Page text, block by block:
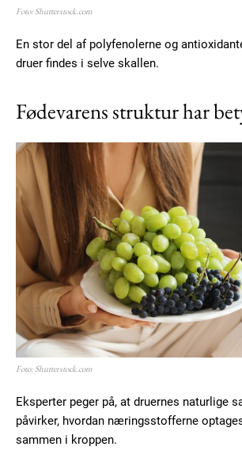
Subscription
Free limited access
Gratis
Etiam est nibh, lobortis sit
Praesent euismod ac
Foto: Shutterstock.com
En stor del af polyfenolerne og
druer findes i selve skallen.
Fødevarens struktur har
Foto: Shutterstock.com
Eksperter peger på, at druernes naturlige
påvirker, hvordan næringsstofferne
sammen i kroppen.